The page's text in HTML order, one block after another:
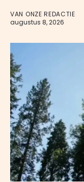
VAN ONZE REDACTIE
augustus 8, 2026